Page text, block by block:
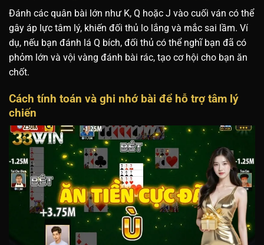
Đánh các quân bài lớn như K, Q hoặc J vào cuối ván có thể
gây áp lực tâm lý, khiến đối thủ lo lắng và mắc sai lầm. Ví
dụ, nếu bạn đánh lá Q bích, đối thủ có thể nghĩ bạn đã có
phỏm lớn và vội vàng đánh bài rác, tạo cơ hội cho bạn ăn
chốt.
Cách tính toán và ghi nhớ bài để hỗ trợ tâm lý
chiến